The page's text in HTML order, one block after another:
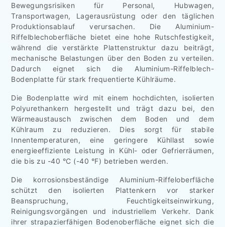
Bewegungsrisiken für Personal, Hubwagen,
Transportwagen, Lagerausrüstung oder den täglichen
Produktionsablauf verursachen. Die Aluminium-
Riffelblechoberfläche bietet eine hohe Rutschfestigkeit,
während die verstärkte Plattenstruktur dazu beiträgt,
mechanische Belastungen über den Boden zu verteilen.
Dadurch eignet sich die Aluminium-Riffelblech-
Bodenplatte für stark frequentierte Kühlräume.
Die Bodenplatte wird mit einem hochdichten, isolierten
Polyurethankern hergestellt und trägt dazu bei, den
Wärmeaustausch zwischen dem Boden und dem
Kühlraum zu reduzieren. Dies sorgt für stabile
Innentemperaturen, eine geringere Kühllast sowie
energieeffiziente Leistung in Kühl- oder Gefrierräumen,
die bis zu -40 °C (-40 °F) betrieben werden.
Die korrosionsbeständige Aluminium-Riffeloberfläche
schützt den isolierten Plattenkern vor starker
Beanspruchung, Feuchtigkeitseinwirkung,
Reinigungsvorgängen und industriellem Verkehr. Dank
ihrer strapazierfähigen Bodenoberfläche eignet sich die